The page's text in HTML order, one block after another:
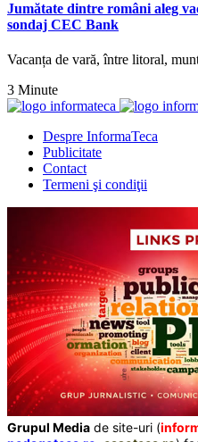
Jumătate dintre români aleg
sondaj CEC Bank
Vacanța de vară, între litoral,
3 Minute
Despre InformaTeca
Publicitate
Contact
Termeni şi condiţii
Grupul Media de site-uri (